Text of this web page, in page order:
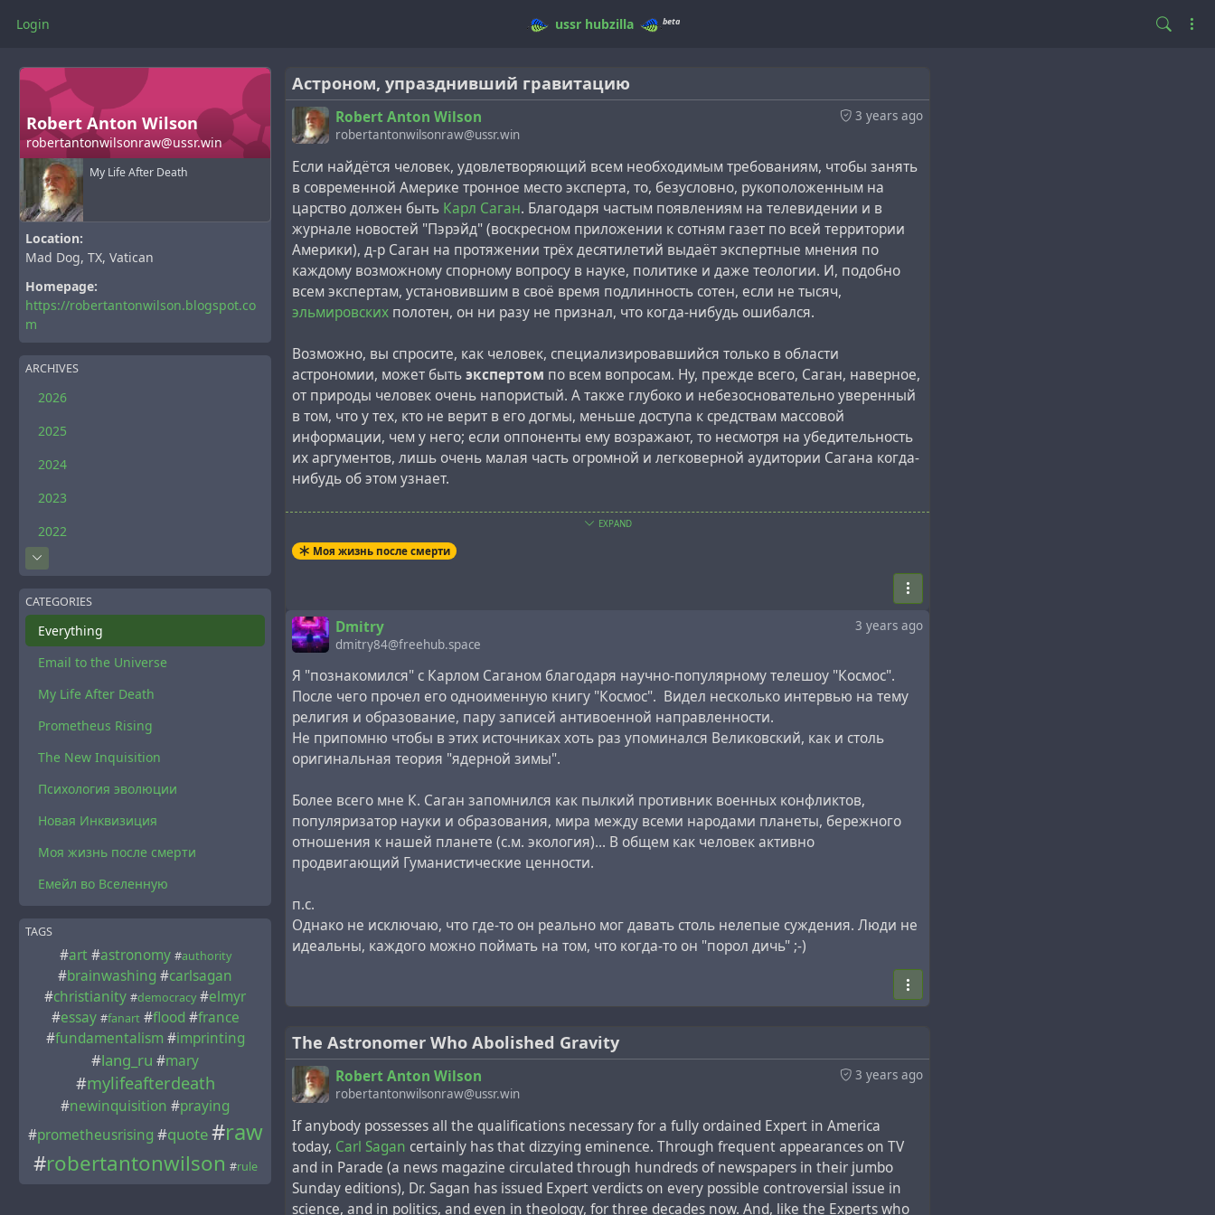
Login ussr hubzilla beta
Robert Anton Wilson
robertantonwilsonraw@ussr.win
My Life After Death
Location:
Mad Dog, TX, Vatican
Homepage:
https://robertantonwilson.blogspot.co
m
ARCHIVES
2026
2025
2024
2023
2022
CATEGORIES
Everything
Email to the Universe
My Life After Death
Prometheus Rising
The New Inquisition
Психология эволюции
Новая Инквизиция
Моя жизнь после смерти
Емейл во Вселенную
TAGS
#art #astronomy #authority
#brainwashing #carlsagan
#christianity #democracy #elmyr
#essay #fanart #flood #france
#fundamentalism #imprinting
#lang_ru #mary
#mylifeafterdeath
#newinquisition #praying
#prometheusrising #quote#raw
#robertantonwilson #rule
Астроном, упразднивший гравитацию
3 years ago
Robert Anton Wilson
robertantonwilsonraw@ussr.win
Если найдётся человек, удовлетворяющий всем необходимым требованиям, чтобы занять
в современной Америке тронное место эксперта, то, безусловно, рукоположенным на
царство должен быть Карл Саган. Благодаря частым появлениям на телевидении и в
журнале новостей "Пэрэйд" (воскресном приложении к сотням газет по всей территории
Америки), д-р Саган на протяжении трёх десятилетий выдаёт экспертные мнения по
каждому возможному спорному вопросу в науке, политике и даже теологии. И, подобно
всем экспертам, установившим в своё время подлинность сотен, если не тысяч,
эльмировских полотен, он ни разу не признал, что когда-нибудь ошибался.
Возможно, вы спросите, как человек, специализировавшийся только в области
астрономии, может бытьэкспертом по всем вопросам. Ну, прежде всего, Саган, наверное,
от природы человек очень напористый. А также глубоко и небезосновательно уверенный
в том, что у тех, кто не верит в его догмы, меньше доступа к средствам массовой
информации, чем у него; если оппоненты ему возражают, то несмотря на убедительность
их аргументов, лишь очень малая часть огромной и легковерной аудитории Сагана когда-
нибудь об этом узнает.
эксперты, на примере затяжной войны, развязанной
Саганом против д-раИммануила Великовского
Прежде всего, Саган лишь единожды называет И. Великовского «д-ром», как это принято в
цивилизованном обществе. Поэтому большинство людей, которые знают Великовского
лишь как объект для нападок Сагана, даже не подозревают, что у Великовского есть
учёная степень доктора наук.
[ Сначала Великовский изучал историю древнего мира в московском университете. А
потом получил там же степень доктора медицины. Позже он изучал психоанализ у Фрейда
в Вене и редактировал международный научный журнал еврейских наук, в котором
сотрудничал Эйнштейн. (Эйнштейн подружился с Великовским. Он постоянно
оппонировал тем, кто, наподобие Сагана, пытался оклеветать д-ра Великовского, не
потрудившись разобраться в сути его последней, довольно спорной кометной теории). ]
Таким образом, непосвящённому читателю кажется, что образованный учёный, «д-р»
Саган ведёт борьбу с «мистером» Великовским, невежественным обывателем. Маленькие
хитрости вроде этой оказываются довольно весомым аргументом при околпачивании
свинью.
Далее просто из чувства справедливости я стану называть Сагана Саганом, а д-ра
Великовского д-ром Великовским. В конце концов, мерка, применяемая к одному, должна
Саган постоянно, решительно и лживо утверждает, что д-р Великовский создал теорию
космических катастроф ради возрождения древней религии: "Это покушение на
легализацию религии…", "Великовский пытается спасти не только религию, но и
астрологию". Отсюда можно сделать только такой вывод: либо Саган очень
невнимательно читает, либо намеренно лжёт. При внимательном чтении работ д-ра
Великовского нельзя не заметить его откровенно скептическое отношение как к религии,
так и к астрологии.
Кроме того, теория кометных столкновений д-ра Великовского даёт физическое,
EXPAND
Моя жизнь после смерти
3 years ago
Dmitry
dmitry84@freehub.space
Я "познакомился" с Карлом Саганом благодаря научно-популярному телешоу "Космос".
После чего прочел его одноименную книгу "Космос". Видел несколько интервью на тему
религия и образование, пару записей антивоенной направленности.
Не припомню чтобы в этих источниках хоть раз упоминался Великовский, как и столь
оригинальная теория "ядерной зимы".
Более всего мне К. Саган запомнился как пылкий противник военных конфликтов,
популяризатор науки и образования, мира между всеми народами планеты, бережного
отношения к нашей планете (с.м. экология)... В общем как человек активно
продвигающий Гуманистические ценности.
п.с.
Однако не исключаю, что где-то он реально мог давать столь нелепые суждения. Люди не
идеальны, каждого можно поймать на том, что когда-то он "порол дичь" ;-)
The Astronomer Who Abolished Gravity
3 years ago
Robert Anton Wilson
robertantonwilsonraw@ussr.win
If anybody possesses all the qualifications necessary for a fully ordained Expert in America
today, Carl Sagan certainly has that dizzying eminence. Through frequent appearances on TV
and in Parade (a news magazine circulated through hundreds of newspapers in their jumbo
Sunday editions), Dr. Sagan has issued Expert verdicts on every possible controversial issue in
science, and in politics, and even in theology, for three decades now. And, like the Experts who